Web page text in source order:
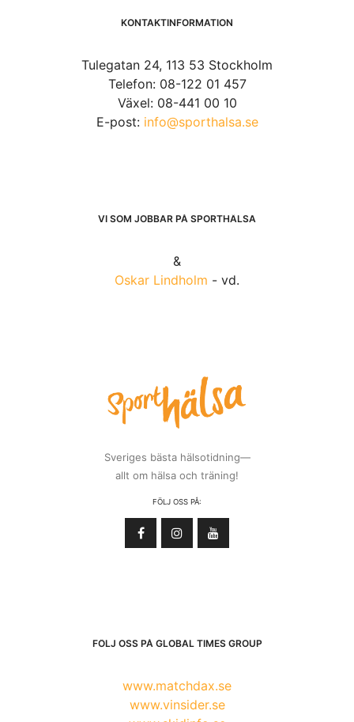
KONTAKTINFORMATION
Tulegatan 24, 113 53 Stockholm
Telefon: 08-122 01 457
Växel: 08-441 00 10
E-post: info@sporthalsa.se
VI SOM JOBBAR PÅ SPORTHÄLSA
&
Oskar Lindholm - vd.
Sveriges bästa hälsotidning—
allt om hälsa och träning!
FÖLJ OSS PÅ:
FÖLJ OSS PÅ GLOBAL TIMES GROUP
www.matchdax.se
www.vinsider.se